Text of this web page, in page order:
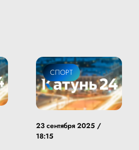
СПОРТ
23 сентября 2025 /
18:15